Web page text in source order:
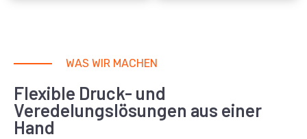
WAS WIR MACHEN
Flexible Druck- und
Veredelungslösungen aus einer
Hand